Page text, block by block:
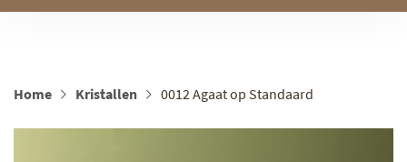
Home Kristallen 0012 Agaat op Standaard